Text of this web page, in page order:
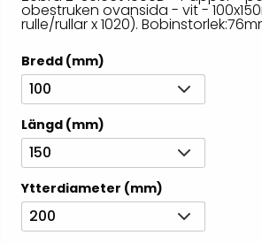
obestruken ovansida - vit -
rulle/rullar x 1020).
Bredd (mm)
100
Längd (mm)
150
Ytterdiameter (mm)
200